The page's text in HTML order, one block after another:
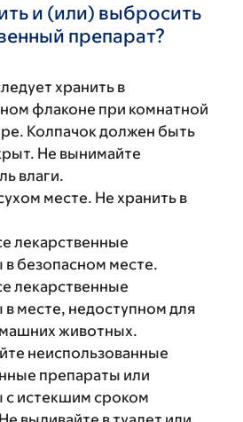
и (или) выбросить
препарат?
хранить в
флаконе при комнатной
Колпачок должен быть
Не вынимайте
влаги.
месте. Не хранить в
лекарственные
в безопасном месте.
лекарственные
в месте, недоступном для
животных.
неиспользованные
препараты или
с истекшим сроком